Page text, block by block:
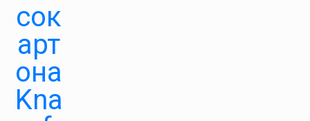
сок
арт
она
Kna